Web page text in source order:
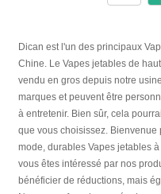
Dican est l'un des principaux
Chine. Le Vapes jetables de
vendu en gros depuis notre
marques et peuvent être
à entretenir. Bien sûr, cela
que vous choisissez.
mode, durables Vapes jetables
vous êtes intéressé par nos
bénéficier de réductions, mais